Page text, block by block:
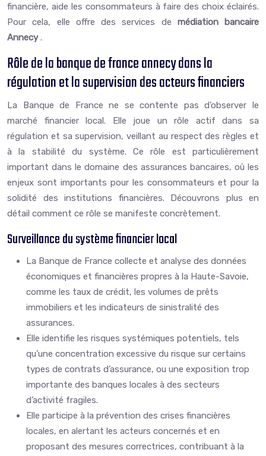
financière, aide les consommateurs à faire des choix éclairés.
Pour cela, elle offre des services de médiation bancaire
Annecy.
Rôle de la banque de france annecy dans la
régulation et la supervision des acteurs financiers
La Banque de France ne se contente pas d’observer le
marché financier local. Elle joue un rôle actif dans sa
régulation et sa supervision, veillant au respect des règles et
à la stabilité du système. Ce rôle est particulièrement
important dans le domaine des assurances bancaires, où les
enjeux sont importants pour les consommateurs et pour la
solidité des institutions financières. Découvrons plus en
détail comment ce rôle se manifeste concrètement.
Surveillance du système financier local
La Banque de France collecte et analyse des données
économiques et financières propres à la Haute-Savoie,
comme les taux de crédit, les volumes de prêts
immobiliers et les indicateurs de sinistralité des
assurances.
Elle identifie les risques systémiques potentiels, tels
qu’une concentration excessive du risque sur certains
types de contrats d’assurance, ou une exposition trop
importante des banques locales à des secteurs
d’activité fragiles.
Elle participe à la prévention des crises financières
locales, en alertant les acteurs concernés et en
proposant des mesures correctrices, contribuant à la